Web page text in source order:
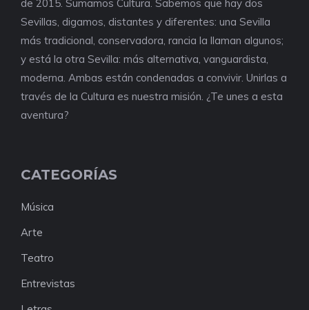
de 2015. Sumamos Cultura. Sabemos que hay dos
Sevillas, digamos, distantes y diferentes: una Sevilla
más tradicional, conservadora, rancia la llaman algunos;
y está la otra Sevilla: más alternativa, vanguardista,
moderna. Ambas están condenadas a convivir. Unirlas a
través de la Cultura es nuestra misión. ¿Te unes a esta
aventura?
CATEGORÍAS
Música
Arte
Teatro
Entrevistas